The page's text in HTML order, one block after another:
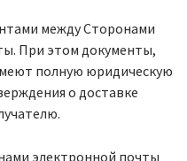
между Сторонами
При этом документы,
полную юридическую
о доставке
электронной почты